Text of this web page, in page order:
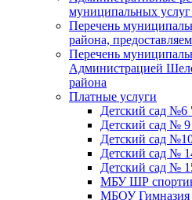
муниципальных
Перечень
района,
Перечень
Администрацией
района
Платные услуги
Детский сад №6
Детский сад №
Детский сад
Детский сад №
Детский сад №
МБУ ШР
МБОУ Гимназия